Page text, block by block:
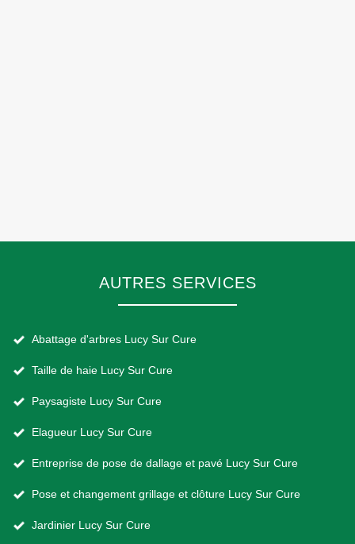
AUTRES SERVICES
Abattage d'arbres Lucy Sur Cure
Taille de haie Lucy Sur Cure
Paysagiste Lucy Sur Cure
Elagueur Lucy Sur Cure
Entreprise de pose de dallage et pavé Lucy Sur Cure
Pose et changement grillage et clôture Lucy Sur Cure
Jardinier Lucy Sur Cure